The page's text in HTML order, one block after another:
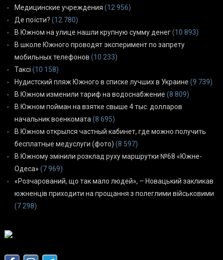
Медицинские учреждения (12 956)
Де поїсти? (12 780)
В Южном на улице нашли крупную сумму денег(10 893)
В школе Южного проводят эксперимент по запрету
мобильных телефонов (10 233)
Таксі (10 158)
Нудистский пляж Южного в списке лучших в Украине (9 739)
В Южном изменили тариф на водоснабжение (8 809)
В Южном пойман на взятке свыше 4 тыс. долларов
начальник военкомата(8 695)
В Южном открылся частный кабинет, где можно получить
бесплатные медуслуги (фото) (8 597)
В Южному змінили розклад руху маршрутки №68 «Южне-
Одеса» (7 969)
«Розчарований, що так мало людей», – Новацький закликав
южненців приходити на прощання з полеглими військовими
(7 298)